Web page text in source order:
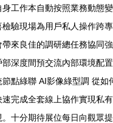
工作本自動按照業務動態
檢驗現場為用戶私人操作跨
來良佳的調研總任務協同
深度間預交流內部環境配
節點綠聯 AI影像綠型調 從如
完成全套線上協作實現私
。十分期待展位每日向觀眾